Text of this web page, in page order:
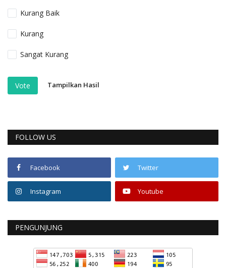
Kurang Baik
Kurang
Sangat Kurang
Vote Tampilkan Hasil
FOLLOW US
Facebook Twitter
Instagram Youtube
PENGUNJUNG